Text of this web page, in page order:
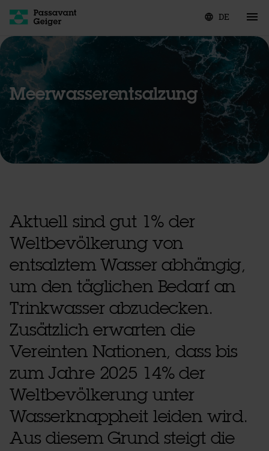
language DE
Meerwasserentsalzung
Aktuell sind gut 1% der
Weltbevölkerung von
entsalztem Wasser abhängig,
um den täglichen Bedarf an
Trinkwasser abzudecken.
Zusätzlich erwarten die
Vereinten Nationen, dass bis
zum Jahre 2025 14% der
Weltbevölkerung unter
Wasserknappheit leiden wird.
Aus diesem Grund steigt die